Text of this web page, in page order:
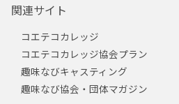
関連サイト
コエテコカレッジ
コエテコカレッジ協会プラン
趣味なびキャスティング
趣味なび協会・団体マガジン